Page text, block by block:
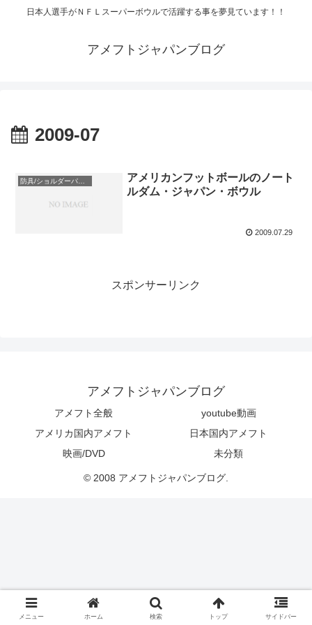
日本人選手がＮＦＬスーパーボウルで活躍する事を夢見ています！！
アメフトジャパンブログ
2009-07
防具/ショルダーパッド/ヘルメット
アメリカンフットボールのノート
ルダム・ジャパン・ボウル
2009.07.29
スポンサーリンク
アメフトジャパンブログ
アメフト全般
youtube動画
アメリカ国内アメフト
日本国内アメフト
映画/DVD
未分類
© 2008 アメフトジャパンブログ.
メニュー ホーム 検索 トップ サイドバー